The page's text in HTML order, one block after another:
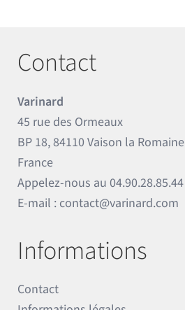
Contact
Varinard
45 rue des Ormeaux
BP 18, 84110 Vaison la Romaine
France
Appelez-nous au04.90.28.85.44
E-mail : contact@varinard.com
Informations
Contact